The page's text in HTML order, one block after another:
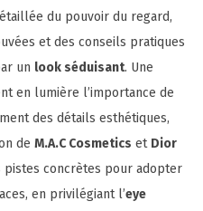
du pouvoir du regard,
et des conseils pratiques
un look séduisant. Une
en lumière l’importance de
des détails esthétiques,
de M.A.C Cosmetics et Dior
concrètes pour adopter
en privilégiant l’eye